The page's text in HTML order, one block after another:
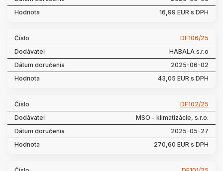
16,99 EUR s DPH
DF106/25
HABALA s.r.o
2025-06-02
43,05 EUR s DPH
DF102/25
MSO - klimatizácie, s.r.o.
2025-05-27
270,60 EUR s DPH